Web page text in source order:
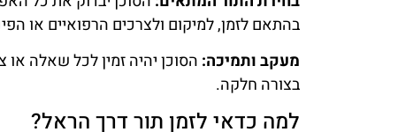
בהתאם לזמן, למיקום ולצרכים הרפואיים או
מעקב ותמיכה: הסוכן יהיה זמין לכל שאלה
בצורה חלקה.
למה כדאי לזמן תור דרך הראל?